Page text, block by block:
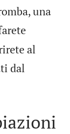
una
al
dal